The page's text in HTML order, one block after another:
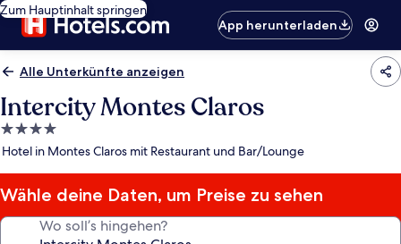
Zum Hauptinhalt springen
App herunterladen
Alle Unterkünfte anzeigen
Intercity Montes Claros
4.0-
Sterne-
Hotel in Montes Claros mit Restaurant und Bar/Lounge
Wähle deine Daten, um Preise zu sehen
Wo soll’s hingehen?